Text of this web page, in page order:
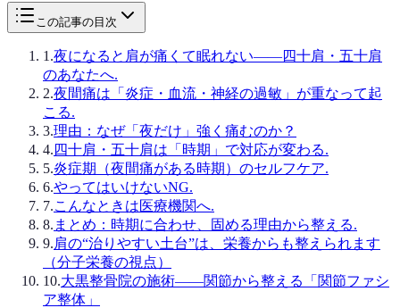
この記事の目次
1 .夜になると肩が痛くて眠れない——四十肩・五十肩
のあなたへ.
2.夜間痛は「炎症・血流・神経の過敏」が重なって起
こる.
3.理由：なぜ「夜だけ」強く痛むのか？
4. 四十肩・五十肩は「時期」で対応が変わる.
5.炎症期（夜間痛がある時期）のセルフケア.
6.やってはいけないNG.
7.こんなときは医療機関へ.
8. まとめ：時期に合わせ、固める理由から整える.
9.肩の“治りやすい土台”は、栄養からも整えられます
（分子栄養の視点）
10.大黒整骨院の施術——関節から整える「関節ファシ
ア整体」